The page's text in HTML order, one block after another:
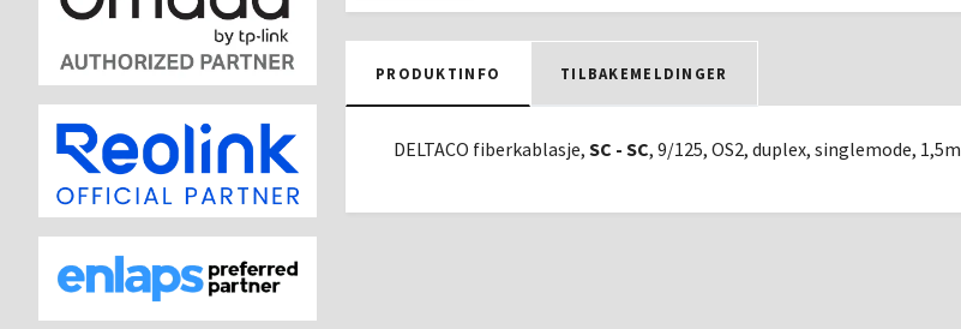
PRODUKTINFO TILBAKEMELDINGER
DELTACO fiberkablasje, SC - SC, 9/125, OS2, duplex, singlemode, 1,5m